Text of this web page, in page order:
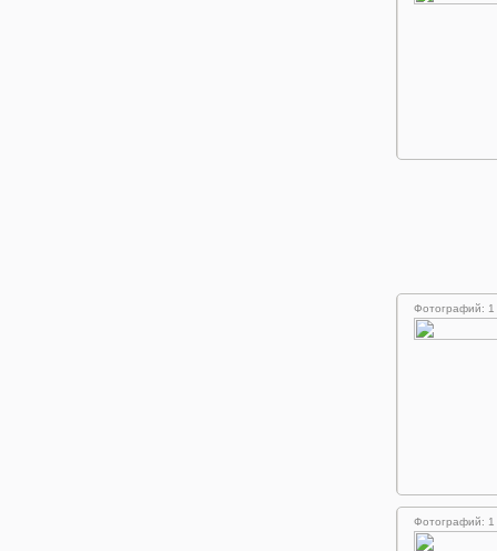
Фотографий: 1
Фотографий: 1